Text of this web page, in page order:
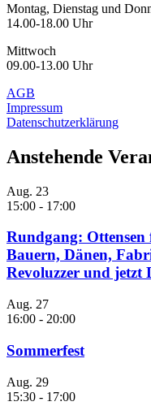
Montag, Dienstag und
14.00-18.00 Uhr
Mittwoch
09.00-13.00 Uhr
AGB
Impressum
Datenschutzerklärung
Anstehende
Aug. 23
15:00 - 17:00
Rundgang:
Bauern, Dänen,
Revoluzzer und jetzt
Aug. 27
16:00 - 20:00
Sommerfest
Aug. 29
15:30 - 17:00